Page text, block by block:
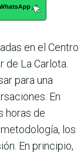
en el Centro
La Carlota.
para una
En
horas de
los
En principio,